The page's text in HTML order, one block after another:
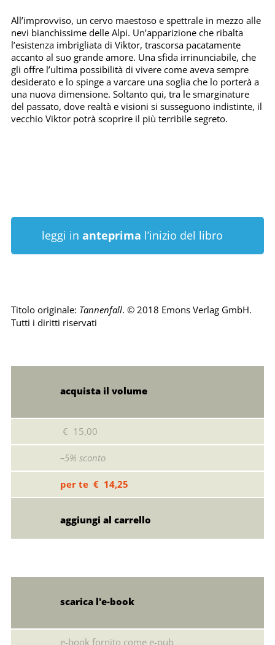
All’improvviso, un cervo maestoso e spettrale in mezzo alle
nevi bianchissime delle Alpi. Un’apparizione che ribalta
l’esistenza imbrigliata di Viktor, trascorsa pacatamente
accanto al suo grande amore. Una sfida irrinunciabile, che
gli offre l’ultima possibilità di vivere come aveva sempre
desiderato e lo spinge a varcare una soglia che lo porterà a
una nuova dimensione. Soltanto qui, tra le smarginature
del passato, dove realtà e visioni si susseguono indistinte, il
vecchio Viktor potrà scoprire il più terribile segreto.
leggi in anteprima l’inizio del libro
Titolo originale: Tannenfall. © 2018 Emons Verlag GmbH.
Tutti i diritti riservati
acquista il volume
€ 15,00
–5% sconto
per te € 14,25
scarica l'e-book
e-book fornito come e-pub